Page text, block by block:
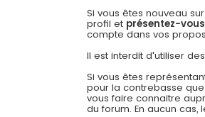
Si vous êtes nouveau
profil et présentez-vous
compte dans vos
Il est interdit d'utiliser
Si vous êtes
pour la contrebasse
vous faire connaitre
du forum. En aucun